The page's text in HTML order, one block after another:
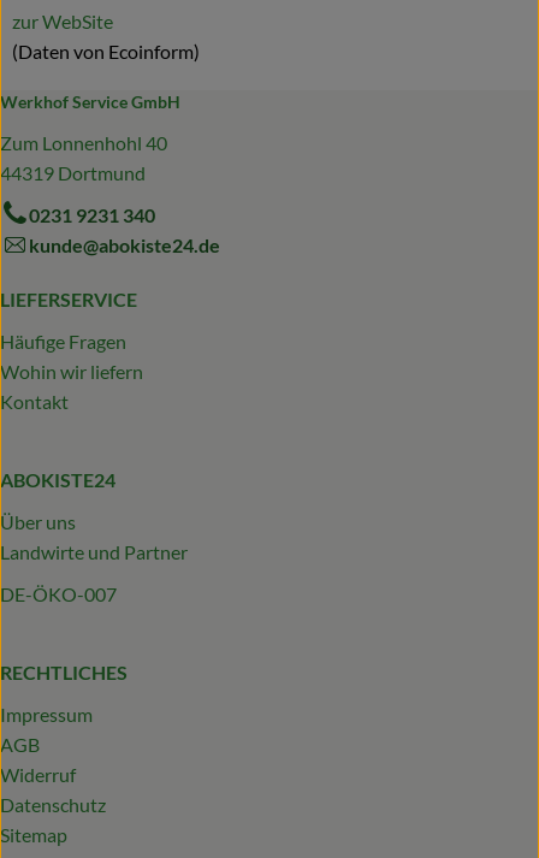
zur WebSite
(Daten von Ecoinform)
Werkhof Service GmbH
Zum Lonnenhohl 40
44319 Dortmund
0231 9231 340
kunde@abokiste24.de
LIEFERSERVICE
Häufige Fragen
Wohin wir liefern
Kontakt
ABOKISTE24
Über uns
Landwirte und Partner
DE-ÖKO-007
RECHTLICHES
Impressum
AGB
Widerruf
Datenschutz
Sitemap